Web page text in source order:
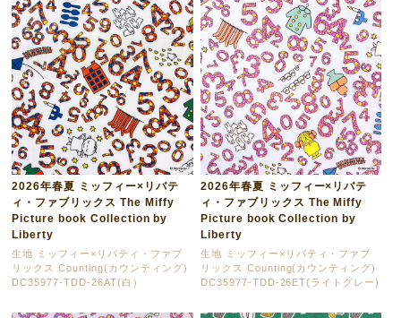
2026年春夏 ミッフィー×リバテ
ィ・ファブリックス The Miffy
Picture book Collection by
Liberty
生地 ミッフィー×リバティ・ファブ
リックス Counting(カウンティング)
DC35977-TDD-26AT(白）
2026年春夏 ミッフィー×リバテ
ィ・ファブリックス The Miffy
Picture book Collection by
Liberty
生地 ミッフィー×リバティ・ファブ
リックス Counting(カウンティング)
DC35977-TDD-26ET(ライトグレー)